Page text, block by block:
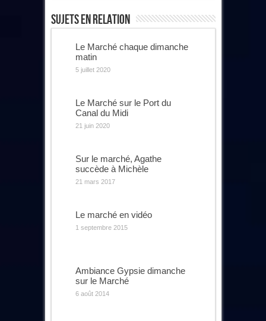
Sujets En Relation
Le Marché chaque dimanche
matin
5 juillet 2020
Le Marché sur le Port du
Canal du Midi
21 juin 2020
Sur le marché, Agathe
succède à Michèle
21 mars 2017
Le marché en vidéo
1 septembre 2015
Ambiance Gypsie dimanche
sur le Marché
6 août 2014